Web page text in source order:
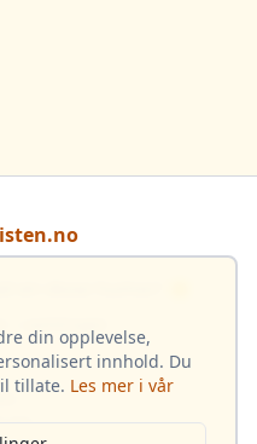
en dose humor! 🌟
i samlingen
oss
din opplevelse,
innhold. Du
tillate. Les mer i vår